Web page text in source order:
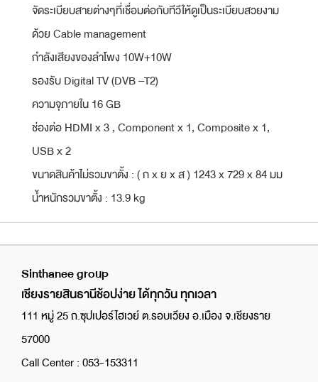
จัดระเบียบสายต่างๆที่เชื่อมต่อกับทีวีให้ดูเป็นระเบียบสวยงาม
ด้วย Cable management
กําลังเสียงของลําโพง 10W+10W
รองรับ Digital TV (DVB –T2)
ความจุภายใน 16 GB
ช่องต่อ HDMI x 3 , Component x 1, Composite x 1,
USB x 2
ขนาดสินค้าไม่รวมขาตั้ง : ( ก x ย x ส ) 1243 x 729 x 84 มม
นํ้าหนักรวมขาตั้ง : 13.9 kg
Sinthanee group
เชียงรายสินธานีช้อปง่าย ได้ทุกวัน ทุกเวลา
111 หมู่ 25 ถ.ซุปเปอร์ไฮเวย์ ต.รอบเวียง อ.เมือง จ.เชียงราย
57000
Call Center : 053-153311